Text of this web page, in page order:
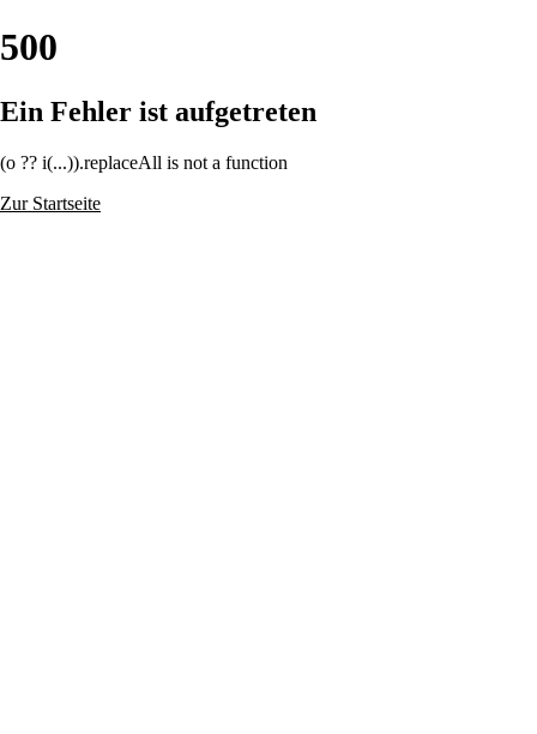
500
Ein Fehler ist aufgetreten
(o ?? i(...)).replaceAll is not a function
Zur Startseite